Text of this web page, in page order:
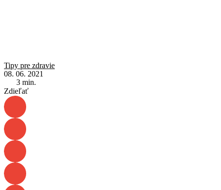
Tipy pre zdravie
08. 06. 2021
3 min.
Zdieľať